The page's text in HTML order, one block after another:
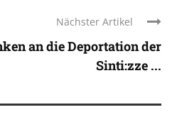
Nächster Artikel
an die Deportation der
Sinti:zze ...